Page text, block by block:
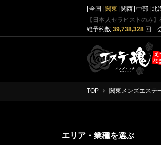
全国 関東 関西 中部 北
【日本人セラピストのみ
総予約数 39,738,328 回
TOP 関東メンズエステ
エリア・業種を選ぶ